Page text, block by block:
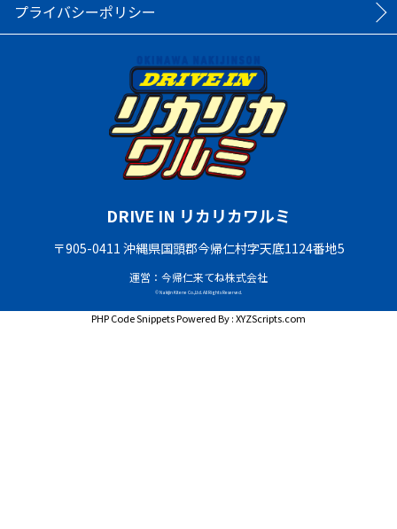
プライバシーポリシー
DRIVE IN リカリカワルミ
〒905-0411 沖縄県国頭郡今帰仁村字天底1124番地5
運営：今帰仁来てね株式会社
© Nakijin Kitene Co.,Ltd. All Rights Reserved.
PHP Code SnippetsPowered By :XYZScripts.com